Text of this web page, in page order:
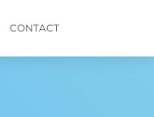
CONTACT